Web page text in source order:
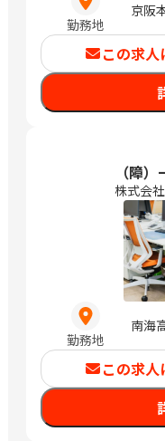
勤務地
京阪
この求人
（障
株式会
勤務地
南海
この求人